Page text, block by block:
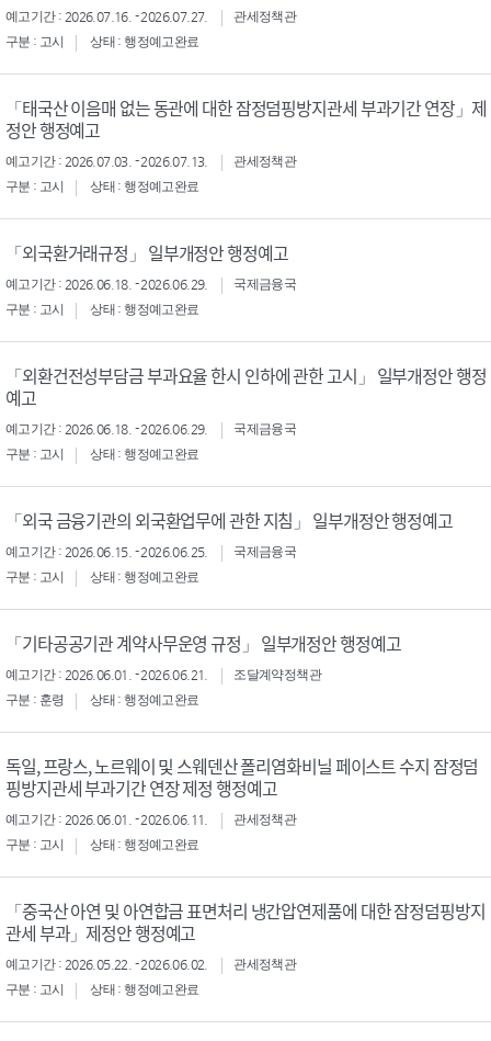
예고기간 : 2026.07.16. - 2026.07.27.
관세정책관
구분 : 고시
상태 : 행정예고완료
「태국산 이음매 없는 동관에 대한 잠정덤핑방지관세 부과기간 연장」제
정안 행정예고
예고기간 : 2026.07.03. - 2026.07.13.
관세정책관
구분 : 고시
상태 : 행정예고완료
「외국환거래규정」 일부개정안 행정예고
예고기간 : 2026.06.18. - 2026.06.29.
국제금융국
구분 : 고시
상태 : 행정예고완료
「외환건전성부담금 부과요율 한시 인하에 관한 고시」 일부개정안 행정
예고
예고기간 : 2026.06.18. - 2026.06.29.
국제금융국
구분 : 고시
상태 : 행정예고완료
「외국 금융기관의 외국환업무에 관한 지침」 일부개정안 행정예고
예고기간 : 2026.06.15. - 2026.06.25.
국제금융국
구분 : 고시
상태 : 행정예고완료
「기타공공기관 계약사무운영 규정」 일부개정안 행정예고
예고기간 : 2026.06.01. - 2026.06.21.
조달계약정책관
구분 : 훈령
상태 : 행정예고완료
독일, 프랑스, 노르웨이 및 스웨덴산 폴리염화비닐 페이스트 수지 잠정덤
핑방지관세 부과기간 연장 제정 행정예고
예고기간 : 2026.06.01. - 2026.06.11.
관세정책관
구분 : 고시
상태 : 행정예고완료
「중국산 아연 및 아연합금 표면처리 냉간압연제품에 대한 잠정덤핑방지
관세 부과」제정안 행정예고
예고기간 : 2026.05.22. - 2026.06.02.
관세정책관
구분 : 고시
상태 : 행정예고완료